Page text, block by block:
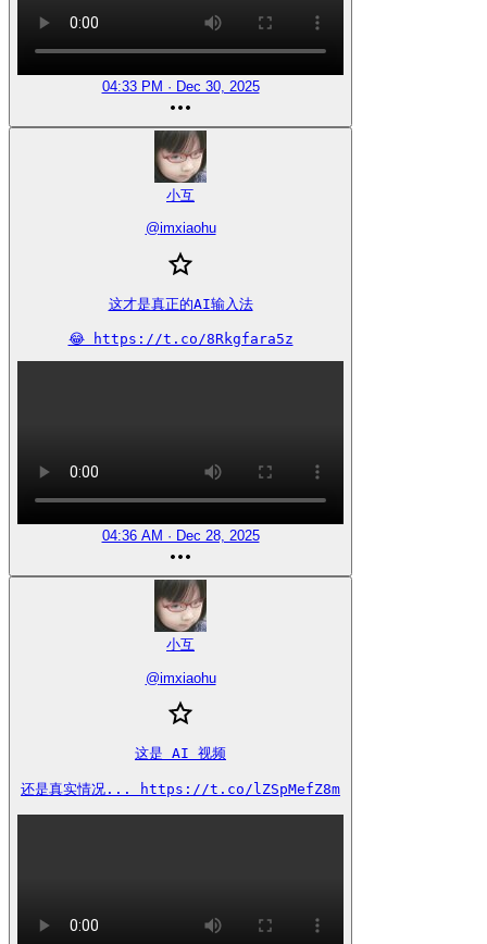
04:33 PM · Dec 30, 2025
小互
@imxiaohu
这才是真正的AI输入法
😂 https://t.co/8Rkgfara5z
04:36 AM · Dec 28, 2025
小互
@imxiaohu
这是 AI 视频
还是真实情况... https://t.co/lZSpMefZ8m